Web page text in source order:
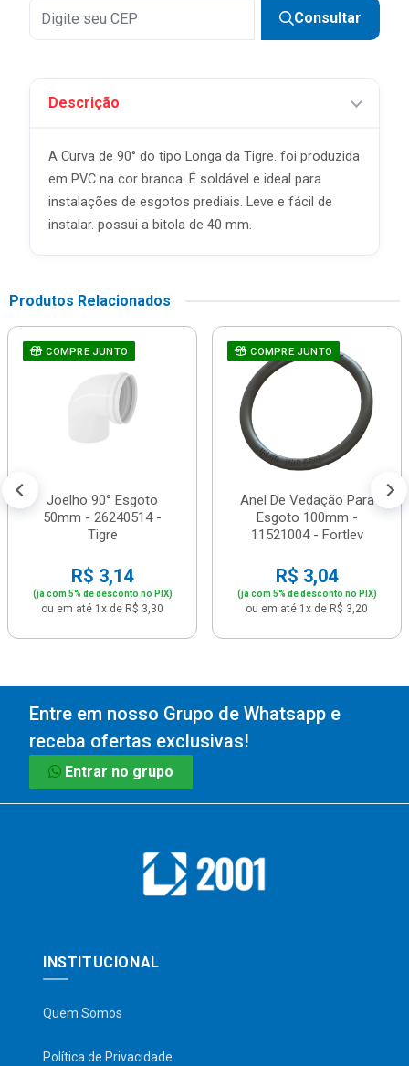
Consultar
Descrição
A Curva de 90° do tipo Longa da Tigre. foi produzida
em PVC na cor branca. É soldável e ideal para
instalações de esgotos prediais. Leve e fácil de
instalar. possui a bitola de 40 mm.
Produtos Relacionados
COMPRE JUNTO
Joelho 90° Esgoto
50mm - 26240514 -
Tigre
R$ 3,14
(já com 5% de desconto no PIX)
ou em até 1x de R$ 3,30
COMPRE JUNTO
Anel De Vedação Para
Esgoto 100mm -
11521004 - Fortlev
R$ 3,04
(já com 5% de desconto no PIX)
ou em até 1x de R$ 3,20
Entre em nosso Grupo de Whatsapp e
receba ofertas exclusivas!
Entrar no grupo
INSTITUCIONAL
Quem Somos
Política de Privacidade